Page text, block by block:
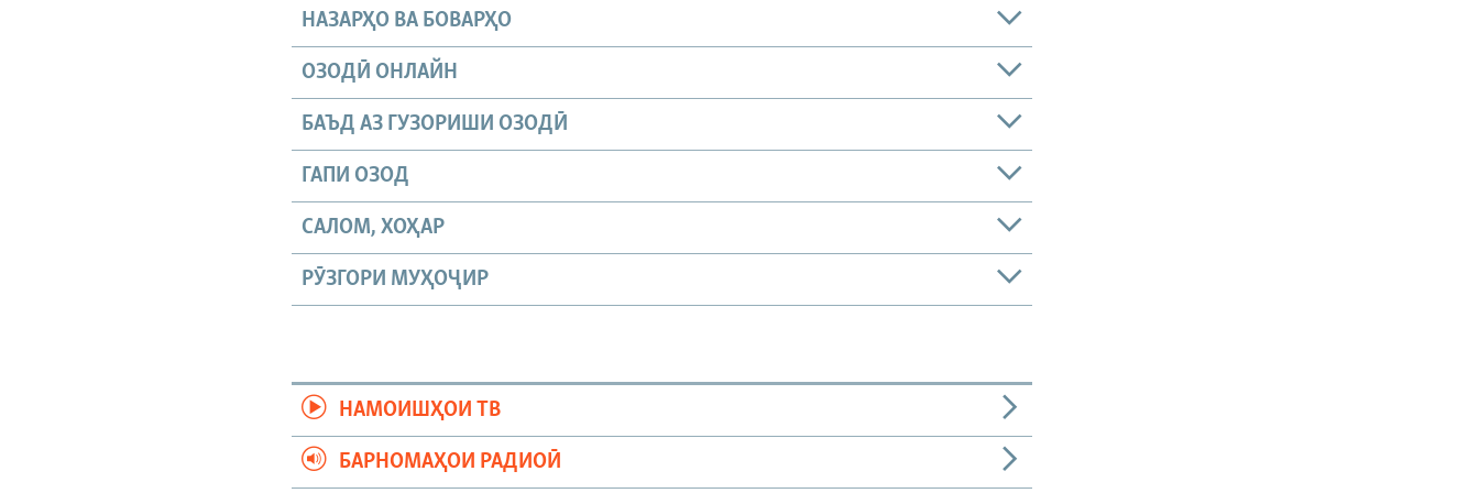
НАЗАРҲО ВА БОВАРҲО
ОЗОДӢ ОНЛАЙН
БАЪД АЗ ГУЗОРИШИ ОЗОДӢ
ГАПИ ОЗОД
САЛОМ, ХОҲАР
РӮЗГОРИ МУҲОҶИР
НАМОИШҲОИ ТВ
БАРНОМАҲОИ РАДИОӢ